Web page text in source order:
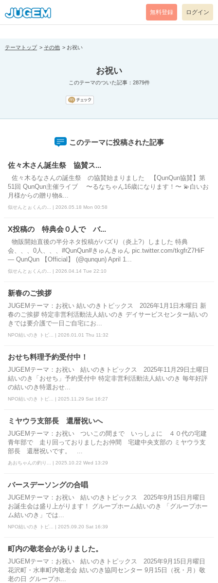
[pear_error: message="Success" code=0 mode=return level=notice
prefix="" info=""]
無料登録 ログイン
テーマトップ その他 お祝い
お祝い
このテーマのついた記事：2879件
このテーマに投稿された記事
佐々木さん誕生祭 協賛ス...
佐々木るなさんの誕生祭 の協賛始まりました 【QunQun協賛】第
51回 QunQun主催ライブ 〜るなちゃん16歳になります！〜 💫白いお
月様からの贈り物&...
似せんとぉくんの... | 2026.05.18 Mon 00:58
X投稿の 特典会０人で バ...
物販開始直後の半分ネタ投稿がバズり（炎上?）しました 特典
会、、、0人、、、#QunQun#きゅんきゅん pic.twitter.com/tkgfrZ7HiF
— QunQun 【Official】 (@qunqun) April 1...
似せんとぉくんの... | 2026.04.14 Tue 22:10
新春のご挨拶
JUGEMテーマ：お祝い 結いのきトピックス 2026年1月1日木曜日 新
春のご挨拶 特定非営利活動法人結いのき デイサービスセンター結いの
きでは要介護で一日ご自宅にお...
NPO結いのき トピ... | 2026.01.01 Thu 11:32
おせち料理予約受付中！
JUGEMテーマ：お祝い 結いのきトピックス 2025年11月29日土曜日
結いのき「おせち」予約受付中 特定非営利活動法人結いのき 毎年好評
の結いのき特選おせ...
NPO結いのき トピ... | 2025.11.29 Sat 16:27
ミヤウラ支部長 還暦祝いへ
JUGEMテーマ：お祝い ついこの間まで いっしょに ４０代の宅建
青年部で 走り回っておりましたお仲間 宅建中央支部の ミヤウラ支
部長 還暦祝いです。 ...
あおちゃんの釣り... | 2025.10.22 Wed 13:29
バースデーソングの合唱
JUGEMテーマ：お祝い 結いのきトピックス 2025年9月15日月曜日
お誕生会は盛り上がります！ グループホーム結いのき 「グループホー
ム結いのき」では...
NPO結いのき トピ... | 2025.09.20 Sat 16:39
町内の敬老会がありました。
JUGEMテーマ：お祝い 結いのきトピックス 2025年9月15日月曜日
花沢町・水車町内敬老会 結いのき協同センター 9月15日（祝・月）敬
老の日 グループホ...